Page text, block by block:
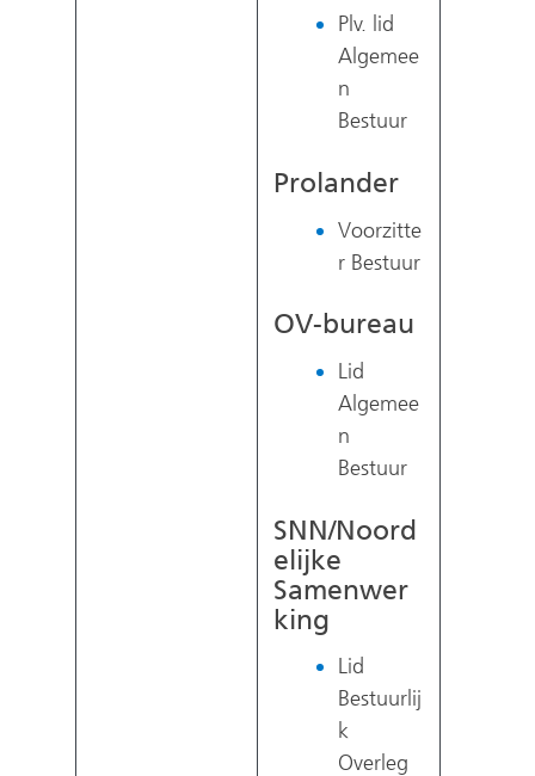
Plv. lid
Algemee
n
Bestuur
Prolander
Voorzitte
r Bestuur
OV-bureau
Lid
Algemee
n
Bestuur
SNN/Noord
elijke
Samenwer
king
Lid
Bestuurlij
k
Overleg